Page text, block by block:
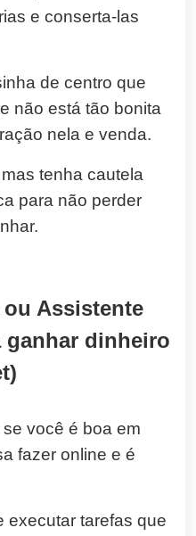
e conserta-las
de centro que
não está tão bonita
nela e venda.
tenha cautela
para não perder
ou Assistente
ganhar dinheiro
você é boa em
fazer online e é
executar tarefas que